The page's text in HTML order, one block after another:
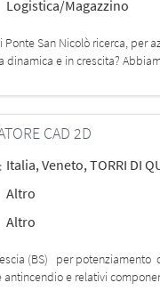
Logistica/Magazzino
Ponte San Nicolò ricerca, per
dinamica e in crescita?
CAD 2D
Italia,Veneto,TORRI DI
Altro
Altro
(BS) per potenziamento
e relativi